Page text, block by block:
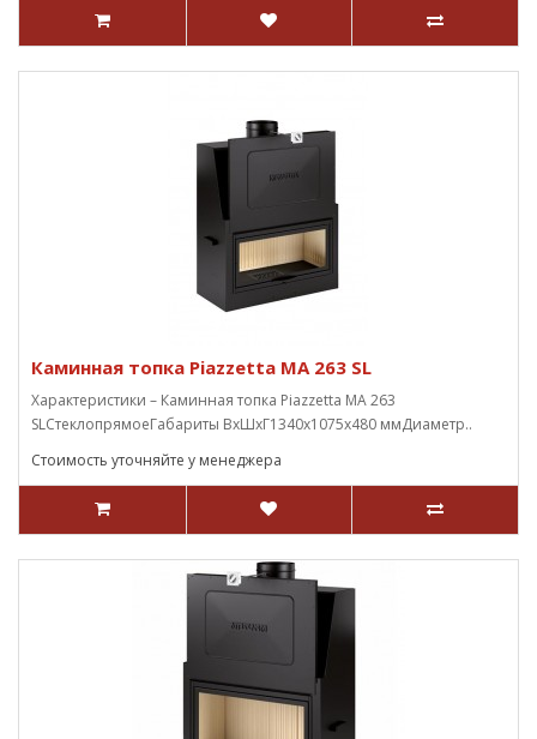
Каминная топка Piazzetta MA 263 SL
Характеристики – Каминная топка Piazzetta MA 263
SLСтеклопрямоеГабариты ВxШxГ1340х1075х480 ммДиаметр..
Стоимость уточняйте у менеджера